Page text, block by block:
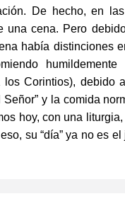
De hecho, en
una cena. Pero
había distinciones
humildemente
Corintios), debido
y la comida
hoy, con una
su “día” ya no es